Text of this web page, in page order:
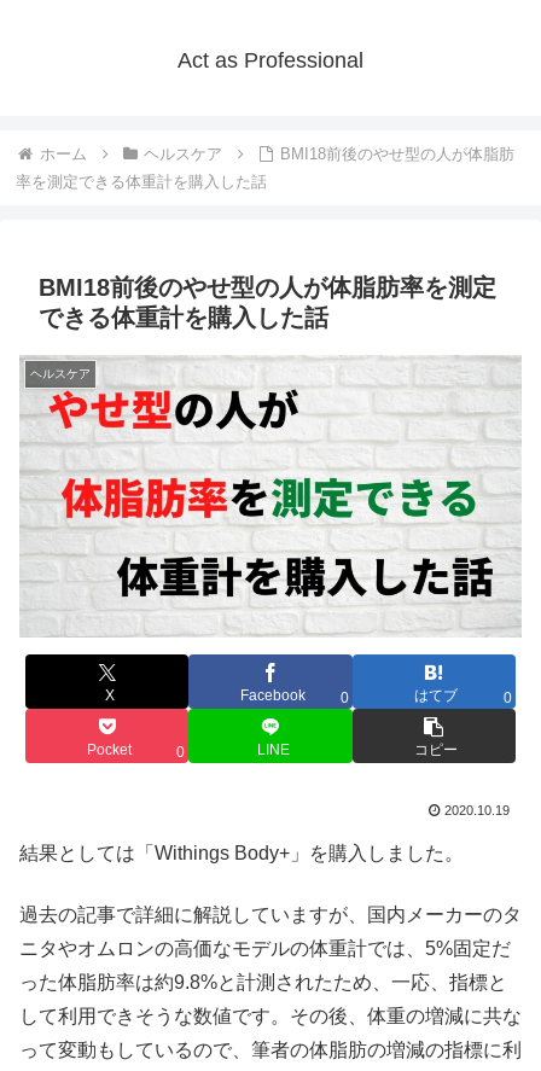
Act as Professional
ホーム ヘルスケア
BMI18前後のやせ型の人が体脂肪
率を測定できる体重計を購入した話
BMI18前後のやせ型の人が体脂肪率を測定
できる体重計を購入した話
ヘルスケア
X Facebook 0 はてブ 0
Pocket 0 LINE コピー
2020.10.19
結果としては「Withings Body+」を購入しました。
過去の記事で詳細に解説していますが、国内メーカーのタ
ニタやオムロンの高価なモデルの体重計では、5%固定だ
った体脂肪率は約9.8%と計測されたため、一応、指標と
して利用できそうな数値です。その後、体重の増減に共な
って変動もしているので、筆者の体脂肪の増減の指標に利